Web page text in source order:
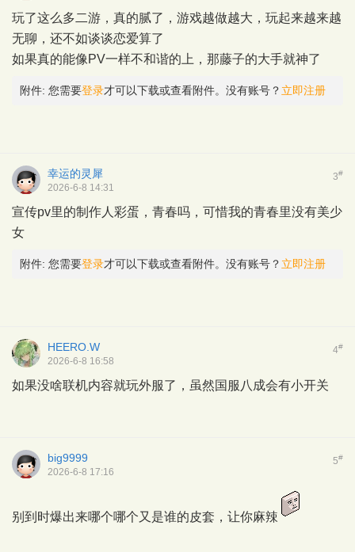
玩了这么多二游，真的腻了，游戏越做越大，玩起来越来越
无聊，还不如谈谈恋爱算了
如果真的能像PV一样不和谐的上，那藤子的大手就神了
附件: 您需要登录才可以下载或查看附件。没有账号？ 立即注册
3#
幸运的灵犀
2026-6-8 14:31
宣传pv里的制作人彩蛋，青春吗，可惜我的青春里没有美少
女
附件: 您需要登录才可以下载或查看附件。没有账号？ 立即注册
4#
HEERO.W
2026-6-8 16:58
如果没啥联机内容就玩外服了，虽然国服八成会有小开关
5#
big9999
2026-6-8 17:16
别到时爆出来哪个哪个又是谁的皮套，让你麻辣